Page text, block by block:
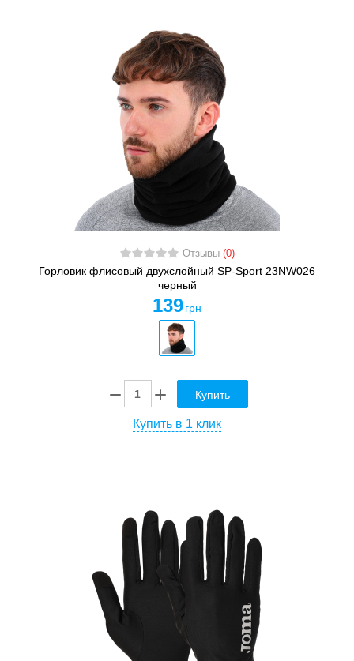
Отзывы (0)
Горловик флисовый двухслойный SP-Sport 23NW026
черный
139 грн
Купить
Купить в 1 клик